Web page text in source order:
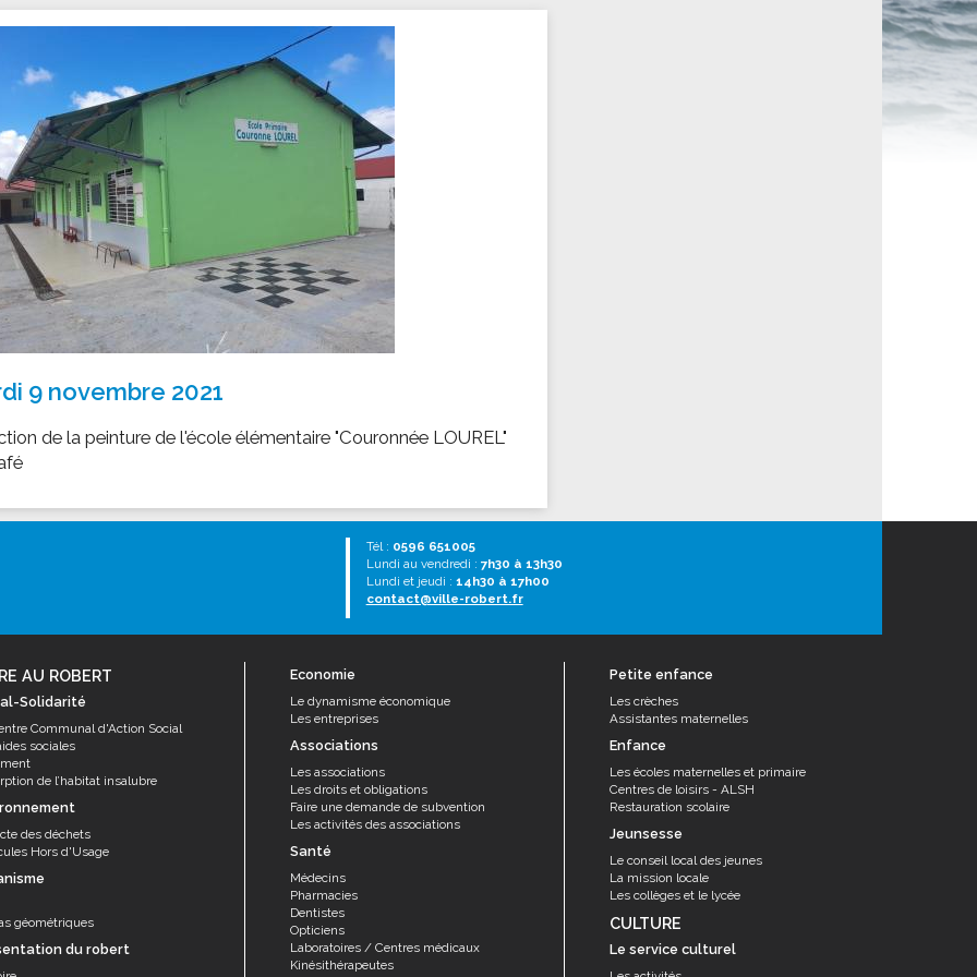
SOCIAL-SOLIDARITÉ
Le Centre Communal d'Action Social
Les aides sociales
Logement
Antenne Municipale de Développement et de
Cohésion Sociale
Epicerie sociale et solidaire "Rayon de Soleil"
Bornes de collecte de l'ACISE
local des jeunes
scolaire
maternelles et primaire
de loisirs - ALSH
famille
ENFANCE
maternelles
Les activités
9 novembre 2021
de la peinture de l'école élémentaire "Couronnée LOUREL"
Tél : 0596 651005
Lundi au vendredi : 7h30 à 13h30
Lundi et jeudi : 14h30 à 17h00
contact@ville-robert.fr
AU ROBERT
Solidarité
Communal d'Action Social
sociales
de l’habitat insalubre
des déchets
Hors d'Usage
géométriques
du robert
Economie
Le dynamisme économique
Les entreprises
Associations
Les associations
Les droits et obligations
Faire une demande de subvention
Les activités des associations
Santé
Médecins
Pharmacies
Dentistes
Opticiens
Laboratoires / Centres médicaux
Kinésithérapeutes
Petite enfance
Les crèches
Assistantes maternelles
Enfance
Les écoles maternelles et primaire
Centres de loisirs - ALSH
Restauration scolaire
Jeunsesse
Le conseil local des jeunes
La mission locale
Les collèges et le lycée
CULTURE
Le service culturel